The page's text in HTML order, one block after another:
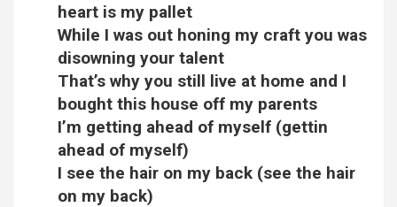
heart is my pallet
While I was out honing my craft you was
disowning your talent
That’s why you still live at home and I
bought this house off my parents
I’m getting ahead of myself (gettin
ahead of myself)
I see the hair on my back (see the hair
on my back)